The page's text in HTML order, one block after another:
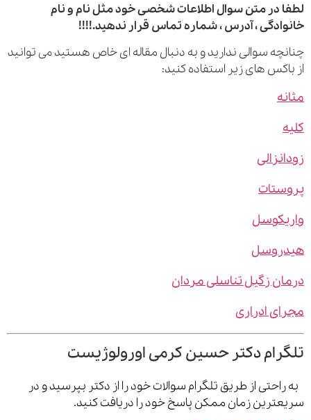
در متن سوال اطلاعات شخصی خود مثل نام و نام
، آدرس ، شماره تماس قرار ندهید.!!!!
سوالی ندارید و به دنبال مقاله ای خاص هستید می توانید
های زیر استفاده کنید:
زگیل تناسلی مردان
ادراری
دکتر حسین کرمی اورولوژیست
از طریق تلگرام سوالات خود را از دکتر بپرسید و در
زمان ممکن پاسخ خود را دریافت کنید.